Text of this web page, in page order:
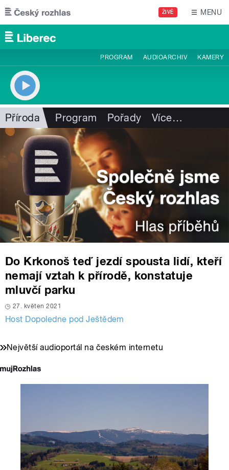
Přejít k hlavnímu obsahu
ŽIVĚ MENU
PROGRAM AUDIOARCHIV KAMERY
Příroda Program Pořady Více…
Do Krkonoš teď jezdí spousta lidí, kteří
nemají vztah k přírodě, konstatuje
mluvčí parku
27. květen 2021
Host Dopoledne pod Ještědem
Největší audioportál na českém internetu